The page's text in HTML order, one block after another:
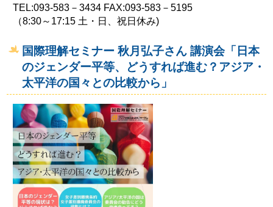
TEL:093-583－3434 FAX:093-583－5195
（8:30～17:15 土・日、祝日休み)
国際理解セミナー 秋月弘子さん 講演会「日本
のジェンダー平等、どうすれば進む？アジア・
太平洋の国々との比較から」